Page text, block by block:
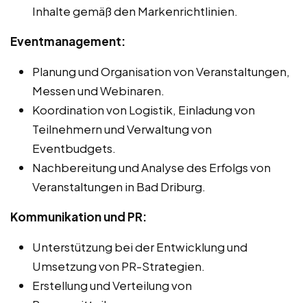
Inhalte gemäß den Markenrichtlinien.
Eventmanagement:
Planung und Organisation von Veranstaltungen,
Messen und Webinaren.
Koordination von Logistik, Einladung von
Teilnehmern und Verwaltung von
Eventbudgets.
Nachbereitung und Analyse des Erfolgs von
Veranstaltungen in Bad Driburg.
Kommunikation und PR:
Unterstützung bei der Entwicklung und
Umsetzung von PR-Strategien.
Erstellung und Verteilung von